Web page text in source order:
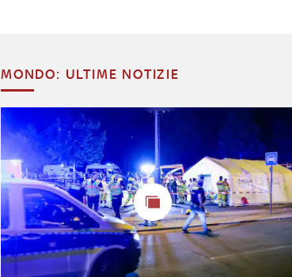
MONDO: ULTIME NOTIZIE